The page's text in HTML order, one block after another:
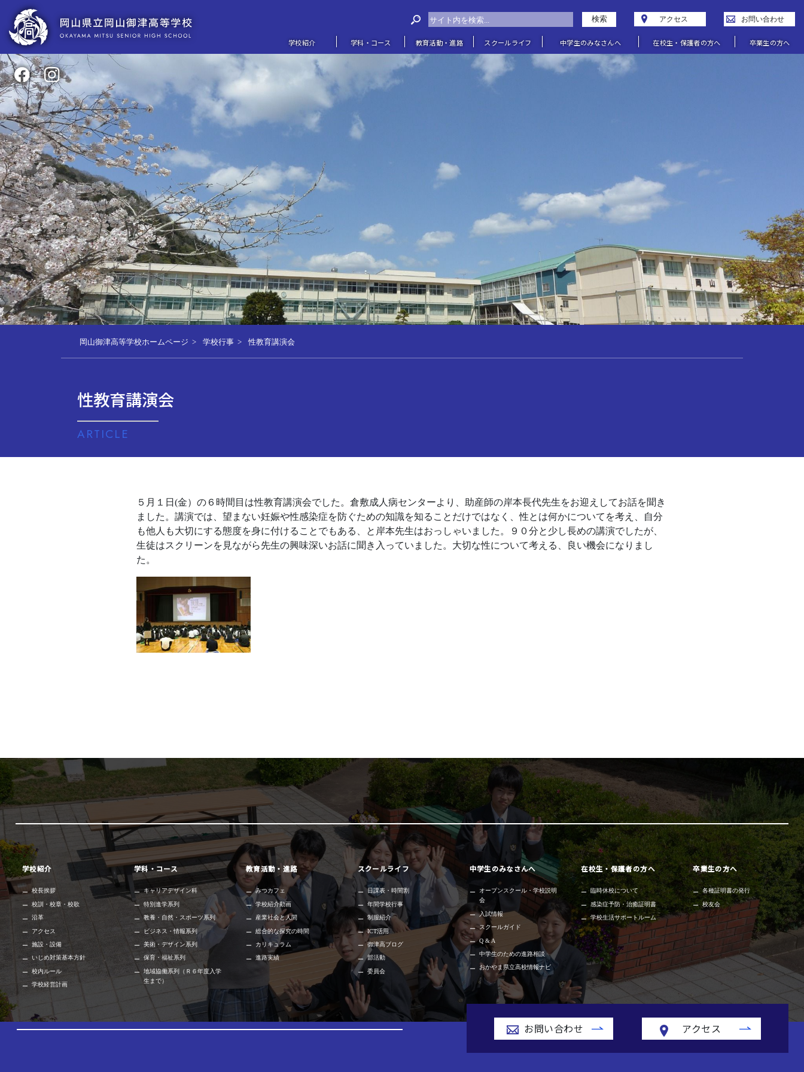
検索 アクセス お問い合わせ
学校紹介 学科・コース 教育活動・進路 スクールライフ 中学生のみなさんへ 在校生・保護者の方へ 卒業生の方へ
岡山御津高等学校ホームページ 学校行事 性教育講演会
性教育講演会
ARTICLE
５月１日(金）の６時間目は性教育講演会でした。倉敷成人病センターより、助産師の岸本長代先生をお迎えしてお話を聞き
ました。講演では、望まない妊娠や性感染症を防ぐための知識を知ることだけではなく、性とは何かについてを考え、自分
も他人も大切にする態度を身に付けることでもある、と岸本先生はおっしゃいました。９０分と少し長めの講演でしたが、
生徒はスクリーンを見ながら先生の興味深いお話に聞き入っていました。大切な性について考える、良い機会になりまし
た。
学校紹介
校長挨拶
校訓・校章・校歌
沿革
アクセス
施設・設備
いじめ対策基本方針
校内ルール
学校経営計画
学科・コース
キャリアデザイン科
特別進学系列
教養・自然・スポーツ系列
ビジネス・情報系列
美術・デザイン系列
保育・福祉系列
地域協働系列（Ｒ６年度入学
生まで）
教育活動・進路
みつカフェ
学校紹介動画
産業社会と人間
総合的な探究の時間
カリキュラム
進路実績
スクールライフ
日課表・時間割
年間学校行事
制服紹介
ICT活用
御津高ブログ
部活動
委員会
中学生のみなさんへ
オープンスクール・学校説明
会
入試情報
スクールガイド
Q & A
中学生のための進路相談
おかやま県立高校情報ナビ
在校生・保護者の方へ
臨時休校について
感染症予防・治癒証明書
学校生活サポートルーム
卒業生の方へ
各種証明書の発行
校友会
お問い合わせ アクセス